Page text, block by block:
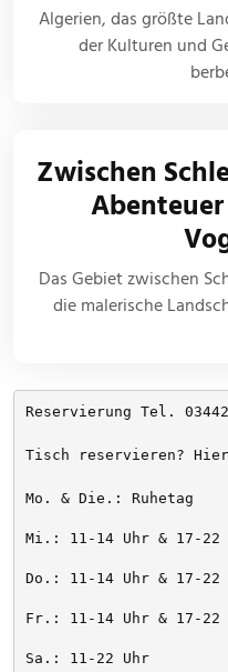
Algerien, das größte
der Kulturen und
Zwischen
Das Gebiet zwischen
die malerische
Reservierung Tel.
Tisch reservieren?
Mo. & Die.: Ruhetag
Mi.: 11-14 Uhr & 17-22
Do.: 11-14 Uhr & 17-22
Fr.: 11-14 Uhr & 17-22
Sa.: 11-22 Uhr